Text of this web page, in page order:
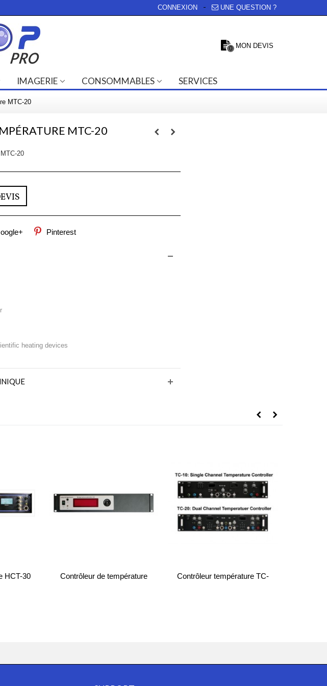
UNE QUESTION ?
CONNEXION
0 MON DEVIS
IMAGERIE CONSOMMABLES SERVICES
MTC-20
MTC-20
20
Pinterest
heating devices
HCT-30
Contrôleur de température
Contrôleur température TC-